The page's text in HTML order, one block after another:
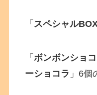
「 スペシャル
「ボンボンショ
ーショコラ 」6個